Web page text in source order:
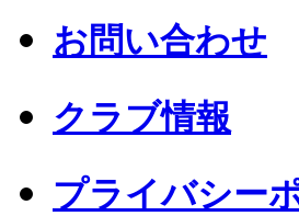
お問い合わせ
クラブ情報
プライバシー